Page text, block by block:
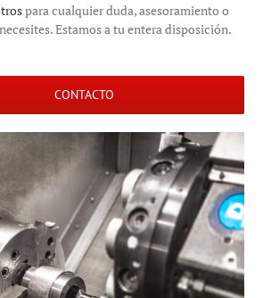
para cualquier duda, asesoramiento o
Estamos a tu entera disposición.
CONTACTO